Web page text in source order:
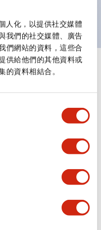
人化，以提供社交媒體
我們的社交媒體、廣告
們網站的資料，這些合
供給他們的其他資料或
的資料相結合。